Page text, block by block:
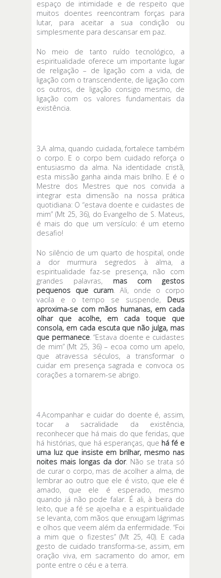
espaço de intimidade e de respeito que
muitos doentes reencontram forças para
lutar, para aceitar a sua condição ou
simplesmente para descansar em paz.
No meio de tanto ruído tecnológico, a
espiritualidade oferece um importante lugar
de religação – de ligação com a vida, de
ligação com o transcendente, de ligação com
os outros, de ligação consigo mesmo, de
ligação com os valores fundamentais da
existência.
3.A alma, quando cuidada, fortalece também
o corpo. E o corpo bem cuidado reforça o
entusiasmo da alma. Na identidade cristã,
esta missão ganha ainda mais brilho. E é o
Mestre dos Mestres que nos convida a
integrar esta dimensão na nossa prática
quotidiana: O “estava doente e cuidastes de
mim” (Mt 25, 36), do Evangelho de S. Mateus,
é mais do que um versículo: é um eterno
desafio!
No silêncio de um quarto de hospital, onde
a dor murmura segredos à alma, a
espiritualidade faz-se presença, não com
grandes palavras, mas com gestos
pequenos que curam. Ali, onde o corpo
vacila e o tempo se suspende, Deus
aproxima-se com mãos humanas, em cada
olhar que acolhe, em cada toque que
consola, em cada escuta que não julga, mas
que permanece. “Estava doente e cuidastes
de mim” (Mt 25, 36) – ecoa como um apelo,
que atravessa séculos, a transformar o
cuidar em presença sagrada e convoca os
corações a tornarem-se abrigo.
4.Acompanhar e cuidar do doente é, assim,
tocar a sacralidade da existência,
reconhecer que há mais do que feridas, que
há histórias, que há esperanças, que há fé e
uma luz que insiste em brilhar, mesmo nas
noites mais longas da dor. Não se trata só
de curar o corpo, mas de acolher a alma, de
lembrar ao outro que ele é visto, que ele é
amado, que ele é esperado, mesmo
quando já não pode falar. É ali, à beira do
leito, que a fé se ajoelha e a espiritualidade
se levanta, com mãos que enxugam lágrimas
e olhos que veem além da enfermidade. “Foi
a mim que o fizestes” (Mt 25, 40). E cada
gesto de cuidado transforma-se, assim, em
oração viva, em sacramento do amor, em
ponte entre o céu e a terra.